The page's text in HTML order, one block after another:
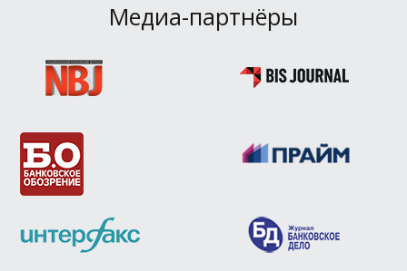
Медиа-партнёры